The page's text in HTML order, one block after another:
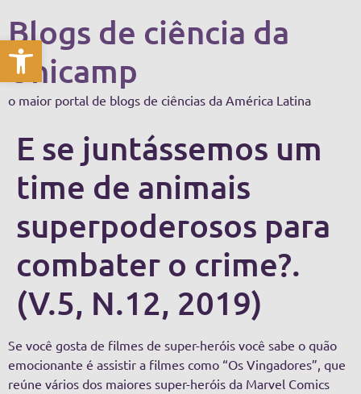
Abrir a barra de ferramentas
Blogs de ciência da
Unicamp
o maior portal de blogs de ciências da América Latina
E se juntássemos um
time de animais
superpoderosos para
combater o crime?.
(V.5, N.12, 2019)
Se você gosta de filmes de super-heróis você sabe o quão
emocionante é assistir a filmes como “Os Vingadores”, que
reúne vários dos maiores super-heróis da Marvel Comics